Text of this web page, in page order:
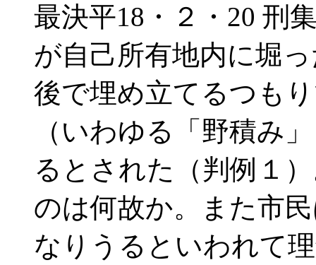
最決平18・２・20 刑
が自己所有地内に堀
後で埋め立てるつも
（いわゆる「野積み
るとされた（判例１
のは何故か。また市
なりうるといわれて